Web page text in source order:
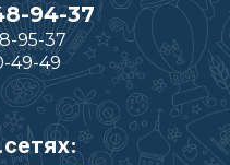
94-37
95-37
49-49